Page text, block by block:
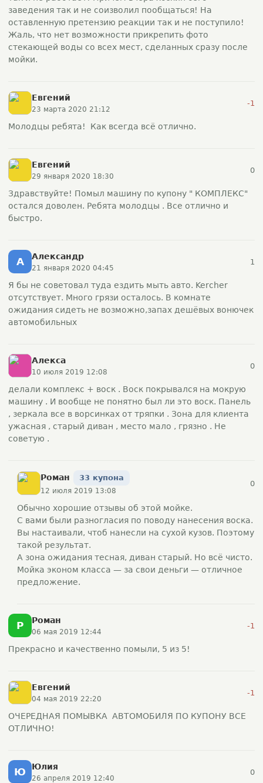
заведения так и не соизволил пообщаться! На
оставленную претензию реакции так и не поступило!
Жаль, что нет возможности прикрепить фото
стекающей воды со всех мест, сделанных сразу после
мойки.
Евгений
23 марта 2020 21:12
-1
Молодцы ребята! Как всегда всё отлично.
Евгений
29 января 2020 18:30
0
Здравствуйте! Помыл машину по купону " КОМПЛЕКС"
остался доволен. Ребята молодцы . Все отлично и
быстро.
А Александр
21 января 2020 04:45
1
Я бы не советовал туда ездить мыть авто. Kercher
отсутствует. Много грязи осталось. В комнате
ожидания сидеть не возможно,запах дешёвых вонючек
автомобильных
Алекса
10 июля 2019 12:08
0
делали комплекс + воск . Воск покрывался на мокрую
машину . И вообще не понятно был ли это воск. Панель
, зеркала все в ворсинках от тряпки . Зона для клиента
ужасная , старый диван , место мало , грязно . Не
советую .
Ромaн 33 купона
12 июля 2019 13:08
0
Обычно хорошие отзывы об этой мойке.
С вами были разногласия по поводу нанесения воска.
Вы настаивали, чтоб нанесли на сухой кузов. Поэтому
такой результат.
А зона ожидания тесная, диван старый. Но всё чисто.
Мойка эконом класса — за свои деньги — отличное
предложение.
Р Роман
06 мая 2019 12:44
-1
Прекрасно и качественно помыли, 5 из 5!
Евгений
04 мая 2019 22:20
-1
ОЧЕРЕДНАЯ ПОМЫВКА АВТОМОБИЛЯ ПО КУПОНУ ВСЕ
ОТЛИЧНО!
Ю Юлия
26 апреля 2019 12:40
0